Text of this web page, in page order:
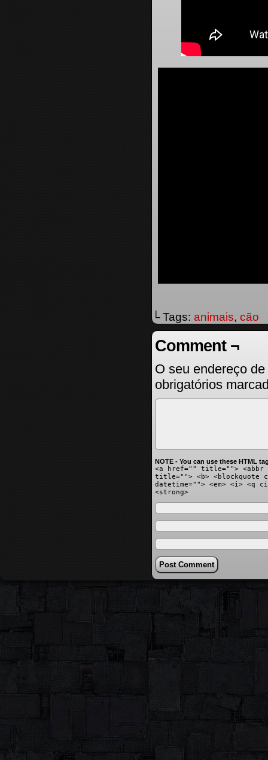
└ Tags: animais, cão
Comment ¬
O seu endereço
obrigatórios
NOTE - You can use these HTML
<a href="" title=""> <abbr
title=""> <b> <blockquote
datetime=""> <em> <i> <q
<strong>